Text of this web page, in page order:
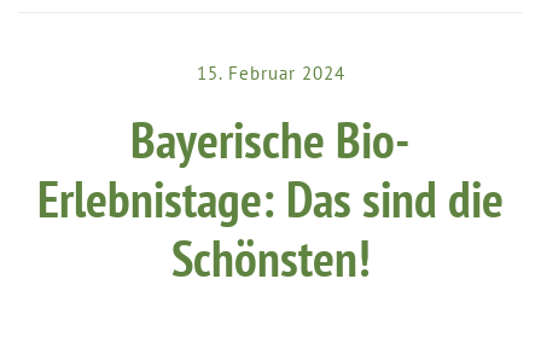
15. Februar 2024
Bayerische Bio-
Erlebnistage: Das sind die
Schönsten!